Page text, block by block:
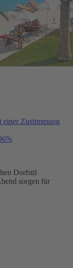
einer Zustimmung
Dorfstil
sorgen für